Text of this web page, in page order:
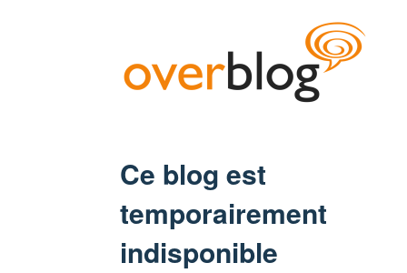
Ce blog est
temporairement
indisponible